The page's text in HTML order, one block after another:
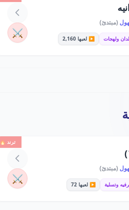
(مبتدئ)
ولهجات ▶️ لعبها 2,160 ⚔️
ترند 🔥
(مبتدئ)
وتسلية ▶️ لعبها 72 ⚔️